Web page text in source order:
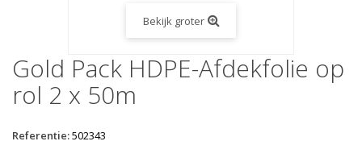
Bekijk groter
Gold Pack HDPE-Afdekfolie op
rol 2 x 50m
Referentie:502343